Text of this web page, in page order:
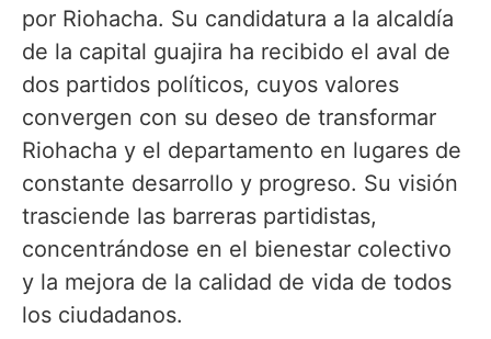
por Riohacha. Su candidatura a la alcaldía
de la capital guajira ha recibido el aval de
dos partidos políticos, cuyos valores
convergen con su deseo de transformar
Riohacha y el departamento en lugares de
constante desarrollo y progreso. Su visión
trasciende las barreras partidistas,
concentrándose en el bienestar colectivo
y la mejora de la calidad de vida de todos
los ciudadanos.